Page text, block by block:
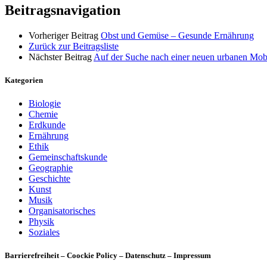
Beitragsnavigation
Vorheriger Beitrag Obst und Gemüse – Gesunde Ernährung
Zurück zur Beitragsliste
Nächster Beitrag Auf der Suche nach einer neuen urbanen
Kategorien
Biologie
Chemie
Erdkunde
Ernährung
Ethik
Gemeinschaftskunde
Geographie
Geschichte
Kunst
Musik
Organisatorisches
Physik
Soziales
Barrierefreiheit – Coockie Policy – Datenschutz – Impressum